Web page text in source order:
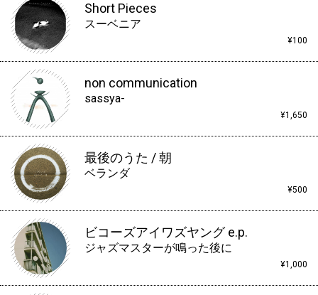
Short Pieces
スーベニア
¥100
non communication
sassya-
¥1,650
最後のうた / 朝
ベランダ
¥500
ビコーズアイワズヤング e.p.
ジャズマスターが鳴った後に
¥1,000